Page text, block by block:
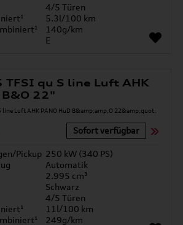
4/5 Türen
5.3l/100 km
140g/km
E
TFSI qu S line Luft AHK
B&O 22"
Sofort verfügbar
Pickup 250 kW (340 PS)
Automatik
2.995 cm³
Schwarz
4/5 Türen
11l/100 km
249g/km